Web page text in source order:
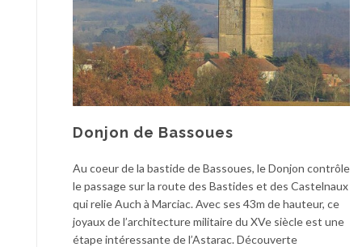
Donjon de Bassoues
Au coeur de la bastide de Bassoues, le Donjon contrôle
le passage sur la route des Bastides et des Castelnaux
qui relie Auch à Marciac. Avec ses 43m de hauteur, ce
joyaux de l’architecture militaire du XVe siècle est une
étape intéressante de l’Astarac. Découverte